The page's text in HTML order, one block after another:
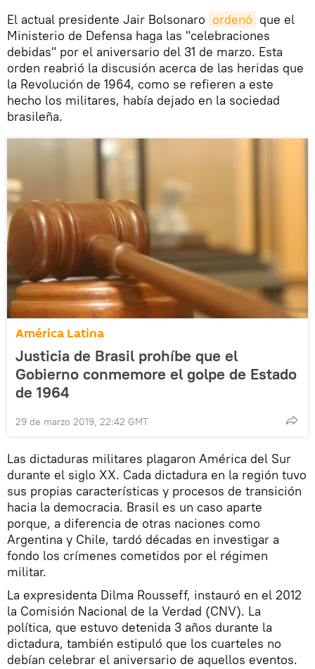
El actual presidente Jair Bolsonaro ordenó que el
Ministerio de Defensa haga las "celebraciones
debidas" por el aniversario del 31 de marzo. Esta
orden reabrió la discusión acerca de las heridas que
la Revolución de 1964, como se refieren a este
hecho los militares, había dejado en la sociedad
brasileña.
América Latina
Justicia de Brasil prohíbe que el
Gobierno conmemore el golpe de Estado
de 1964
29 de marzo 2019, 22:42 GMT
Las dictaduras militares plagaron América del Sur
durante el siglo XX. Cada dictadura en la región tuvo
sus propias características y procesos de transición
hacia la democracia. Brasil es un caso aparte
porque, a diferencia de otras naciones como
Argentina y Chile, tardó décadas en investigar a
fondo los crímenes cometidos por el régimen
militar.
La expresidenta Dilma Rousseff, instauró en el 2012
la Comisión Nacional de la Verdad (CNV). La
política, que estuvo detenida 3 años durante la
dictadura, también estipuló que los cuarteles no
debían celebrar el aniversario de aquellos eventos.